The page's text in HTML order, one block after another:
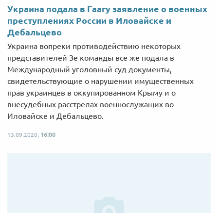
Украина подала в Гаагу заявление о военных
преступлениях России в Иловайске и
Дебальцево
Украина вопреки противодействию некоторых
представителей Зе команды все же подала в
Международный уголовный суд документы,
свидетельствующие о нарушении имущественных
прав украинцев в оккупированном Крыму и о
внесудебных расстрелах военнослужащих во
Иловайске и Дебальцево.
13.09.2020, 16:00